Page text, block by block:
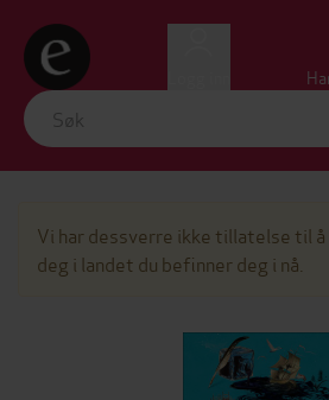
Vi har dessverre ikke tillatelse til
deg i landet du befinner deg i nå.